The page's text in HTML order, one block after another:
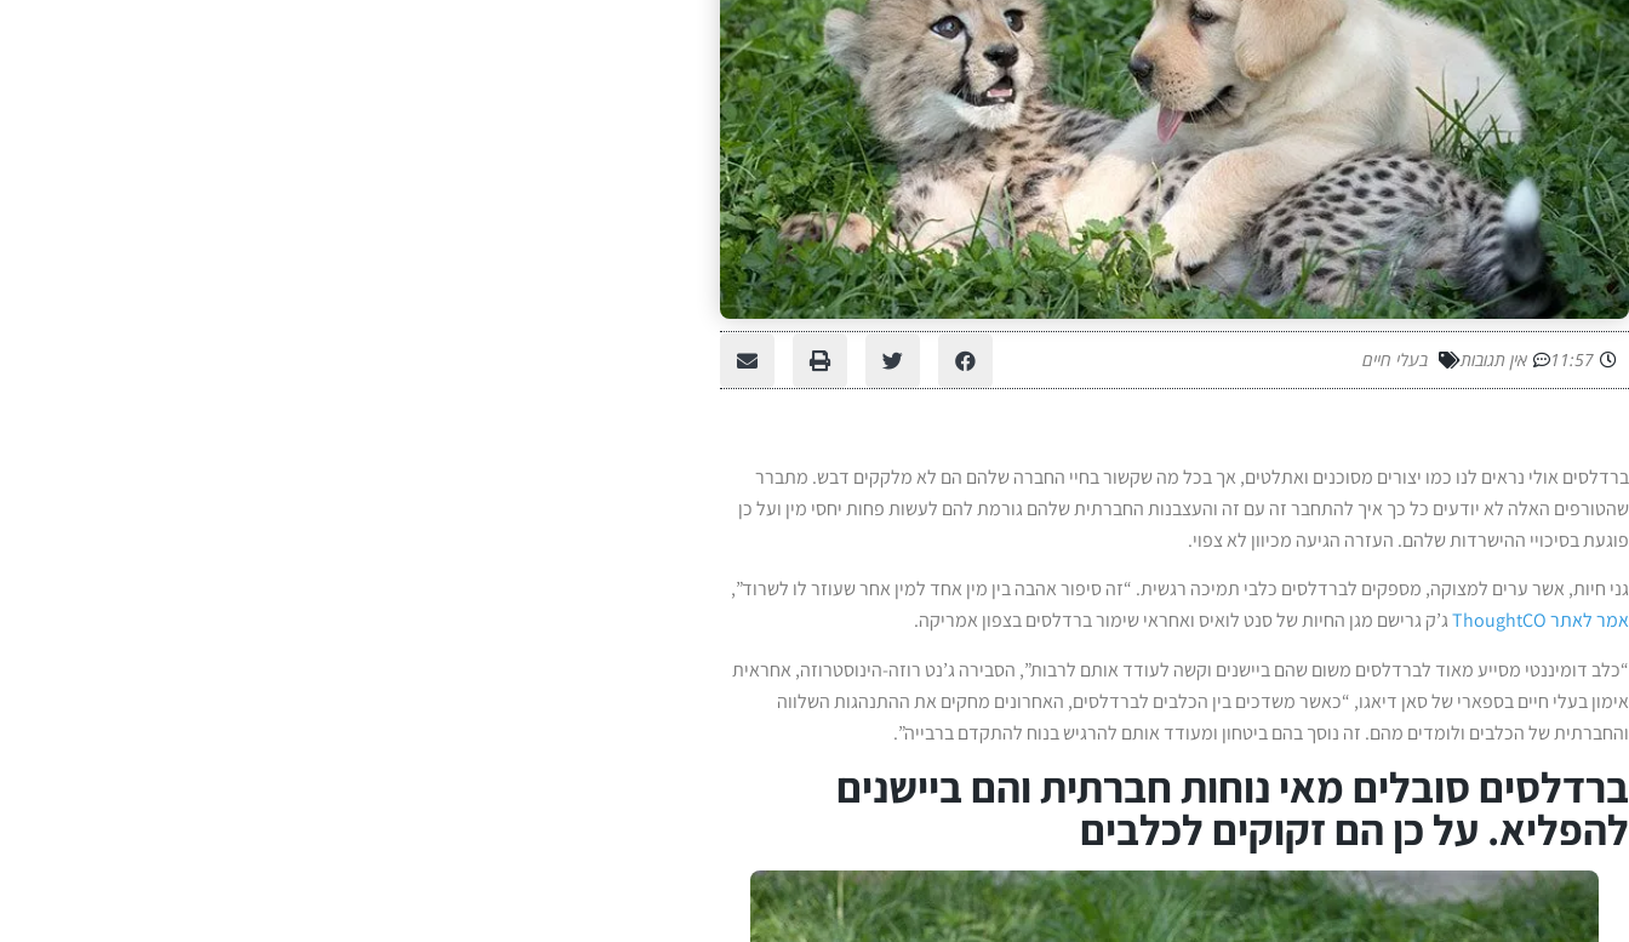
11:57 אין תגובות בעלי חיים
ברדלסים אולי נראים לנו כמו יצורים מסוכנים ואתלטים, אך בכל מה שקשור בחיי החברה שלהם הם לא מלקקים דבש. מתברר
שהטורפים האלה לא יודעים כל כך איך להתחבר זה עם זה והעצבנות החברתית שלהם גורמת להם לעשות פחות יחסי מין ועל כן
פוגעת בסיכויי ההישרדות שלהם. העזרה הגיעה מכיוון לא צפוי.
גני חיות, אשר ערים למצוקה, מספקים לברדלסים כלבי תמיכה רגשית. “זה סיפור אהבה בין מין אחד למין אחר שעוזר לו לשרוד”,
אמר לאתר ThoughtCO
ג’ק גרישם מגן החיות של סנט לואיס ואחראי שימור ברדלסים בצפון אמריקה.
“כלב דומיננטי מסייע מאוד לברדלסים משום שהם ביישנים וקשה לעודד אותם לרבות”, הסבירה ג’נט רוזה-הינוסטרוזה, אחראית
אימון בעלי חיים בספארי של סאן דיאגו, “כאשר משדכים בין הכלבים לברדלסים, האחרונים מחקים את ההתנהגות השלווה
והחברתית של הכלבים ולומדים מהם. זה נוסך בהם ביטחון ומעודד אותם להרגיש בנוח להתקדם ברבייה”.
ברדלסים סובלים מאי נוחות חברתית והם ביישנים
להפליא. על כן הם זקוקים לכלבים